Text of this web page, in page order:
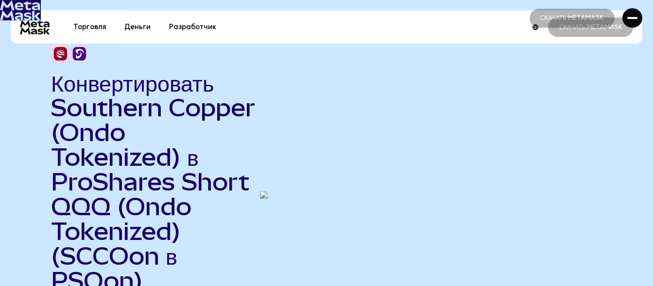
СКАЧАТЬ METAMASK
СКАЧАТЬ METAMASK
Торговля Деньги Разработчик СКАЧАТЬ METAMASK
Конвертировать
Southern Copper
(Ondo
Tokenized) в
ProShares Short
QQQ (Ondo
Tokenized)
(SCCOon в